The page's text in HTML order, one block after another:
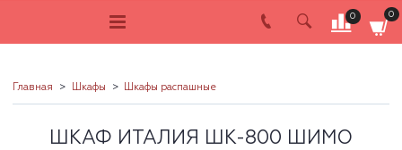
0 0
Главная Шкафы Шкафы распашные
ШКАФ ИТАЛИЯ ШК-800 ШИМО